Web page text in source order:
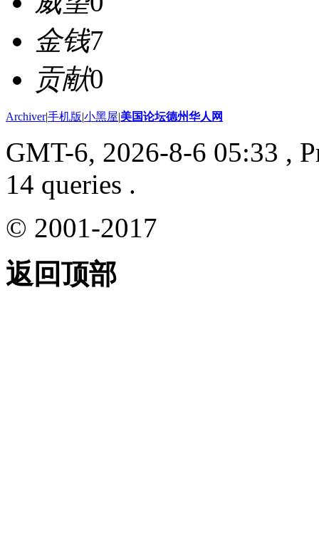
金钱7
贡献0
Archiver|手机版|小黑屋|美国论坛德州华人网
GMT-6, 2026-8-6 05:33 ,
14 queries .
© 2001-2017
返回顶部